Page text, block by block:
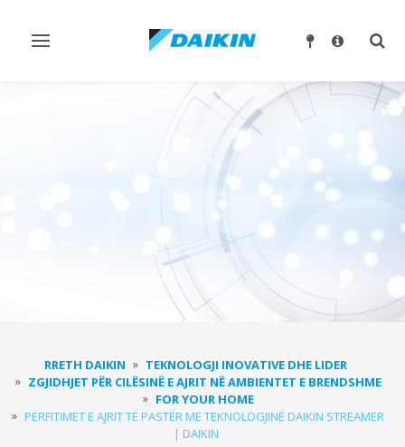
Ndrysho
RRETH DAIKIN
TEKNOLOGJI INOVATIVE DHE LIDER
ZGJIDHJET PËR CILËSINË E AJRIT NË AMBIENTET E BRENDSHME
FOR YOUR HOME
PËRFITIMET E AJRIT TË PASTËR ME TEKNOLOGJINË DAIKIN STREAMER
| DAIKIN